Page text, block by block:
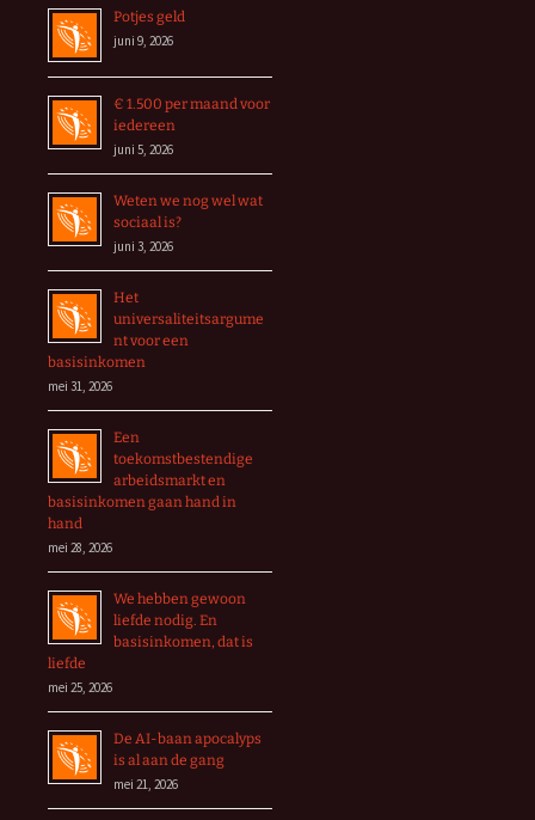
Potjes geld
juni 9, 2026
€ 1.500 per maand voor
iedereen
juni 5, 2026
Weten we nog wel wat
sociaal is?
juni 3, 2026
Het
universaliteitsargume
nt voor een
basisinkomen
mei 31, 2026
Een
toekomstbestendige
arbeidsmarkt en
basisinkomen gaan hand in
hand
mei 28, 2026
We hebben gewoon
liefde nodig. En
basisinkomen, dat is
liefde
mei 25, 2026
De AI-baan apocalyps
is al aan de gang
mei 21, 2026